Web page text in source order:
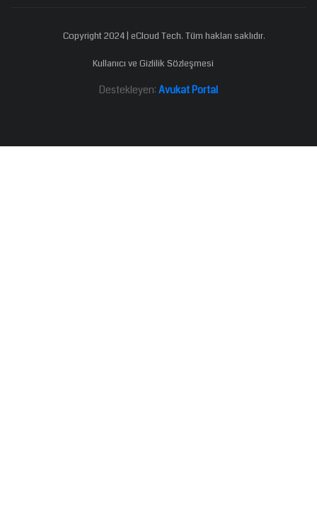
Copyright 2024 | eCloud Tech. Tüm hakları saklıdır.
Kullanıcı ve Gizlilik Sözleşmesi
Destekleyen: Avukat Portal